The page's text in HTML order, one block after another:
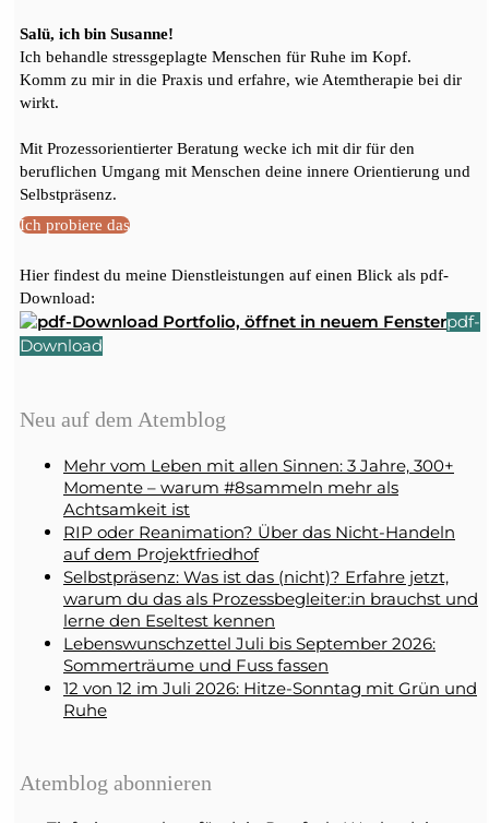
Salü, ich bin Susanne!
Ich behandle stressgeplagte Menschen für Ruhe im Kopf.
Komm zu mir in die Praxis und erfahre, wie Atemtherapie bei dir
wirkt.
Mit Prozessorientierter Beratung wecke ich mit dir für den
beruflichen Umgang mit Menschen deine innere Orientierung und
Selbstpräsenz.
Ich probiere das
Hier findest du meine Dienstleistungen auf einen Blick als pdf-
Download:
pdf-
Download
Neu auf dem Atemblog
Mehr vom Leben mit allen Sinnen: 3 Jahre, 300+
Momente – warum #8sammeln mehr als
Achtsamkeit ist
RIP oder Reanimation? Über das Nicht-Handeln
auf dem Projektfriedhof
Selbstpräsenz: Was ist das (nicht)? Erfahre jetzt,
warum du das als Prozessbegleiter:in brauchst und
lerne den Eseltest kennen
Lebenswunschzettel Juli bis September 2026:
Sommerträume und Fuss fassen
12 von 12 im Juli 2026: Hitze-Sonntag mit Grün und
Ruhe
Atemblog abonnieren